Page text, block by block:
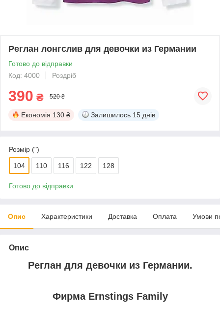
Реглан лонгслив для девочки из Германии
Готово до відправки
Код: 4000
Роздріб
390 ₴ 520 ₴
Економія 130 ₴ Залишилось 15 днів
Розмір (")
104 110 116 122 128
Готово до відправки
Опис Характеристики Доставка Оплата Умови
Опис
Реглан для девочки из Германии.
Фирма Ernstings Family